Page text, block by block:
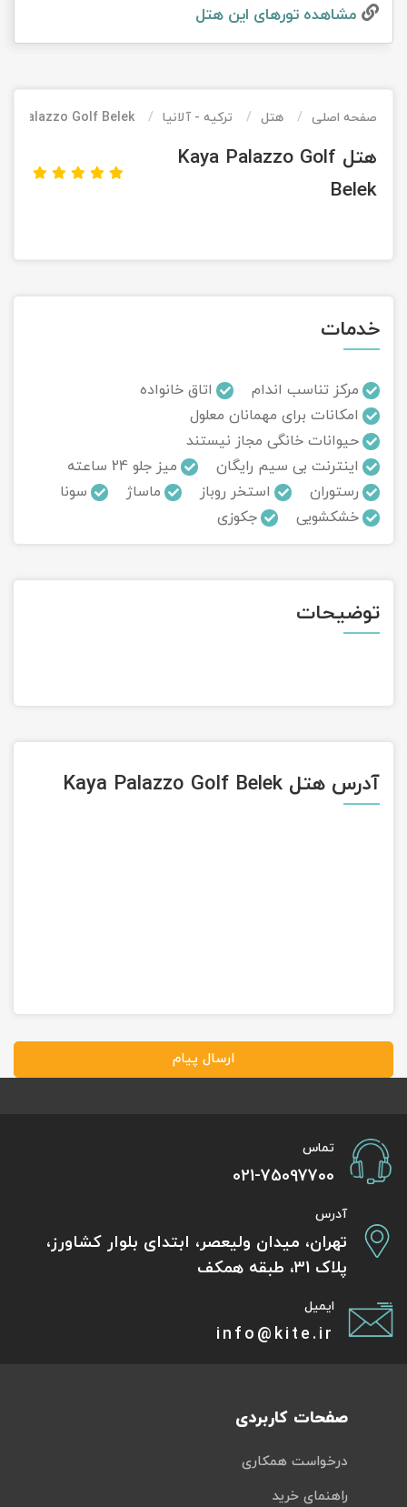
مشاهده تور‌های این هتل
صفحه اصلی هتل ترکیه - آلانیا Palazzo Golf Belek
هتل Kaya Palazzo Golf
Belek
خدمات
مرکز تناسب اندام
اتاق خانواده
امکانات برای مهمانان معلول
حیوانات خانگی مجاز نیستند
اینترنت بی سیم رایگان
میز جلو 24 ساعته
رستوران
استخر روباز ماساژ
سونا
خشکشویی
جکوزی
توضیحات
آدرس هتل Kaya Palazzo Golf Belek
ارسال پیام
تماس
021-75097700
آدرس
تهران، میدان ولیعصر، ابتدای بلوار کشاورز،
پلاک 31، طبقه همکف
ایمیل
info@kite.ir
صفحات کاربردی
درخواست همکاری
راهنمای خرید
تور کویر کاراکال
تور کویر مصر
تور هرمز
تور مرداب سراوان
تور گلستان
تور سوباتان
تور چابهار
تور مرداب هسل
تور کاشان
تور اصفهان
تور کیش از ساری
اقساطی
تور کیش از بندرعباس
اقساطی
تور قزاقستان اقساطی
تور زیارتی اقساطی